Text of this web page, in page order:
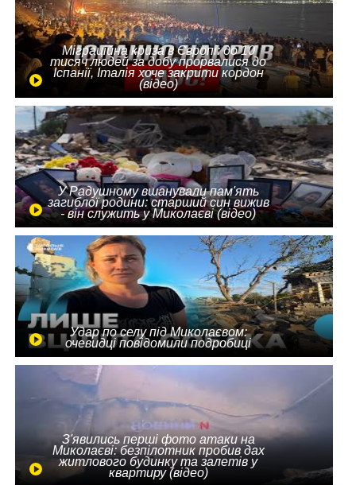
Міграційна криза в Європі: до 10
тисяч людей за добу прорвалися до
Іспанії, Італія хоче закрити кордон
(відео)
У Радушному вшанували пам'ять
загиблої родини: старший син вижив
- він служить у Миколаєві (відео)
Удар по селу під Миколаєвом:
очевидці повідомили подробиці
З'явились перші фото атаки на
Миколаєві: безпілотник пробив дах
житлового будинку та залетів у
квартиру (відео)